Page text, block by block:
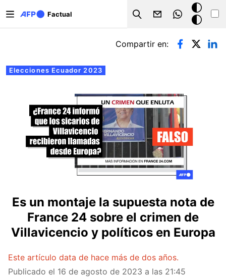
Factual
Search
Modo
oscuro
Solapas principales
Elecciones Ecuador 2023
Compartir en:
Es un montaje la supuesta nota de
France 24 sobre el crimen de
Villavicencio y políticos en Europa
Este artículo data de hace más de dos años.
Publicado el 16 de agosto de 2023 a las 21:45